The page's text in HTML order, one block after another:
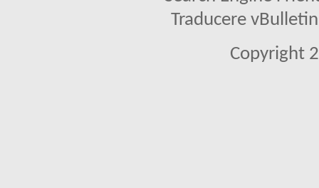
Traducere
Copyright